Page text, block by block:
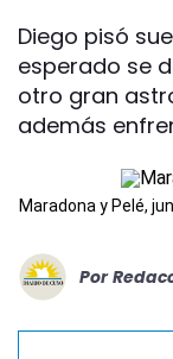
Diego pisó
esperado se
otro gran
además
Maradona y Pelé,
Por